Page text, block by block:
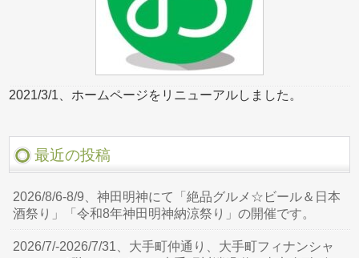
2021/3/1、ホームページをリニューアルしました。
最近の投稿
2026/8/6-8/9、神田明神にて「絶品グルメ☆ビール＆日本
酒祭り」「令和8年神田明神納涼祭り」の開催です。
2026/7/-2026/7/31、大手町仲通り、大手町フィナンシャ